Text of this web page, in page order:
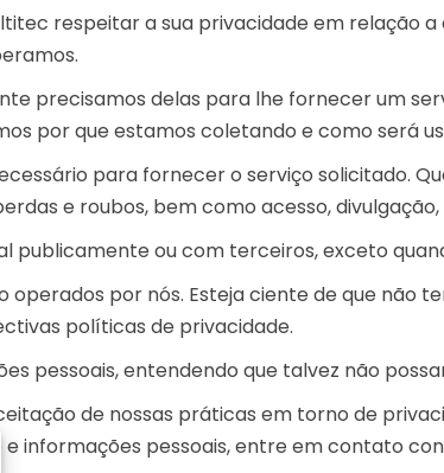
respeitar a sua privacidade em relação
precisamos delas para lhe fornecer um
por que estamos coletando e como será
para fornecer o serviço solicitado.
e roubos, bem como acesso,
ou com terceiros, exceto
operados por nós. Esteja ciente de que não
políticas de privacidade.
pessoais, entendendo que talvez não
de nossas práticas em torno de
informações pessoais, entre em contato